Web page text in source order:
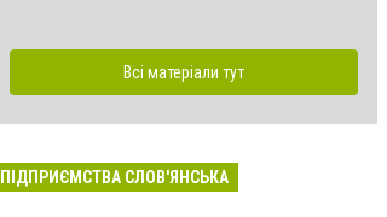
Всі матеріали тут
ПІДПРИЄМСТВА СЛОВ'ЯНСЬКА